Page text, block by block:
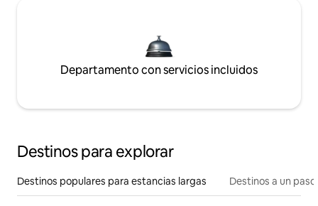
Departamento con servicios incluidos
Destinos para explorar
Destinos populares para estancias largas Destinos a un